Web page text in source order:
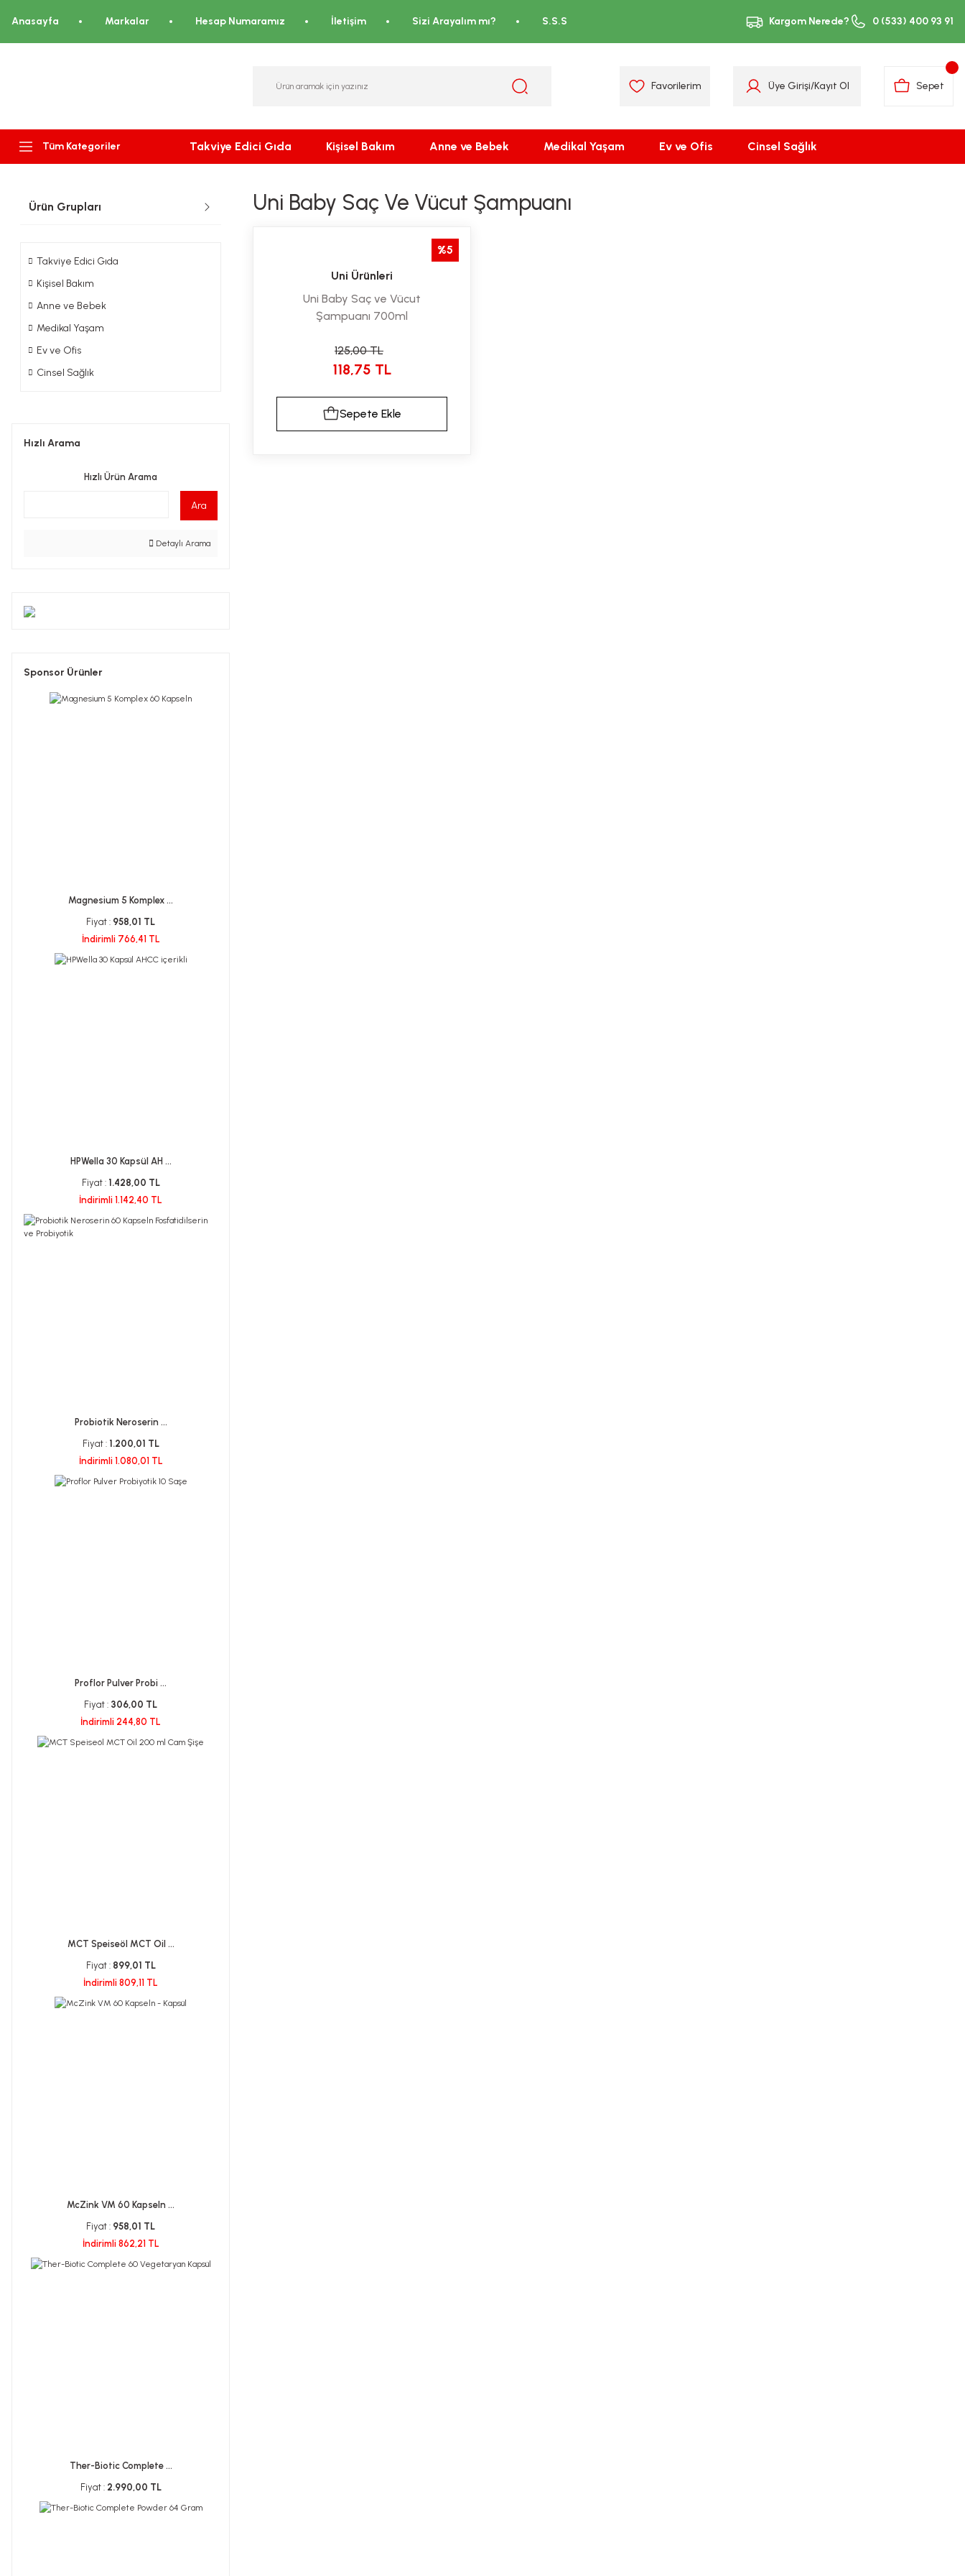
Anasayfa Markalar Hesap Numaramız İletişim Sizi Arayalım mı? S.S.S Kargom Nerede? 0 (533) 400 93 91
Favorilerim Üye Girişi/Kayıt Ol Sepet
Tüm Kategoriler Takviye Edici Gıda Kişisel Bakım Anne ve Bebek Medikal Yaşam Ev ve Ofis Cinsel Sağlık
Ürün Grupları
Takviye Edici Gıda
Kişisel Bakım
Anne ve Bebek
Medikal Yaşam
Ev ve Ofis
Cinsel Sağlık
Hızlı Arama
Hızlı Ürün Arama
Ara
Detaylı Arama
Sponsor Ürünler
Magnesium 5 Komplex ...
Fiyat : 958,01 TL
İndirimli 766,41 TL
HPWella 30 Kapsül AH ...
Fiyat : 1.428,00 TL
İndirimli 1.142,40 TL
Probiotik Neroserin ...
Fiyat : 1.200,01 TL
İndirimli 1.080,01 TL
Proflor Pulver Probi ...
Fiyat : 306,00 TL
İndirimli 244,80 TL
MCT Speiseöl MCT Oil ...
Fiyat : 899,01 TL
İndirimli 809,11 TL
McZink VM 60 Kapseln ...
Fiyat : 958,01 TL
İndirimli 862,21 TL
Ther-Biotic Complete ...
Fiyat : 2.990,00 TL
Uni Baby Saç Ve Vücut Şampuanı
%5
Uni Ürünleri
Uni Baby Saç ve Vücut
Şampuanı 700ml
125,00 TL
118,75 TL
Sepete Ekle